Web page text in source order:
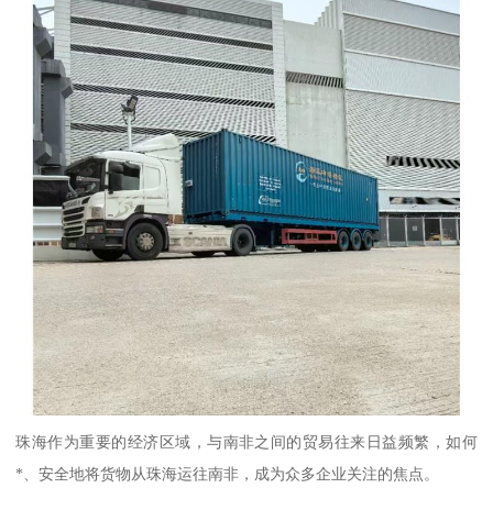
珠海作为重要的经济区域，与南非之间的贸易往来日益频繁，如何
*、安全地将货物从珠海运往南非，成为众多企业关注的焦点。